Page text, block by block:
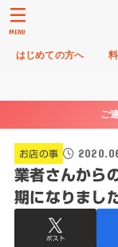
はじめての方へ
MENU
ご
お店の事
業者さんから
期になりまし
ポスト